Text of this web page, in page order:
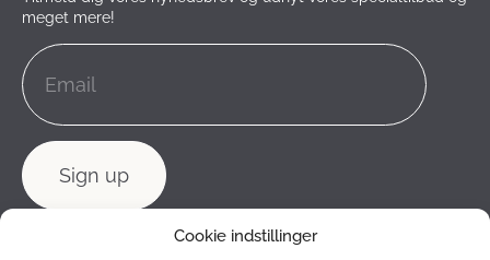
Cookie indstillinger
meget mere!